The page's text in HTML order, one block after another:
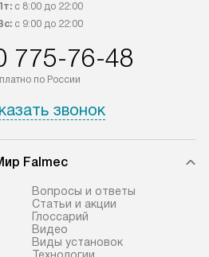
с 8:00 до 22:00
с 9:00 до 22:00
775-76-48
по России
звонок
Falmec
Вопросы и ответы
Статьи и акции
Глоссарий
Видео
Виды установок